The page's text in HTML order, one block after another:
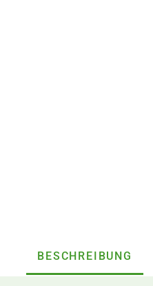
BESCHREIBUNG